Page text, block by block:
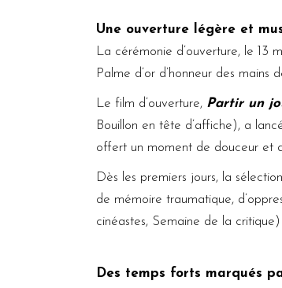
Une ouverture légère et
La cérémonie d’ouverture, le 13
Palme d’or d’honneur des
Le film d’ouverture, Partir un
Bouillon en tête d’affiche), a
offert un moment de douceur et
Dès les premiers jours, la
de mémoire traumatique,
cinéastes, Semaine de la
Des temps forts marqués